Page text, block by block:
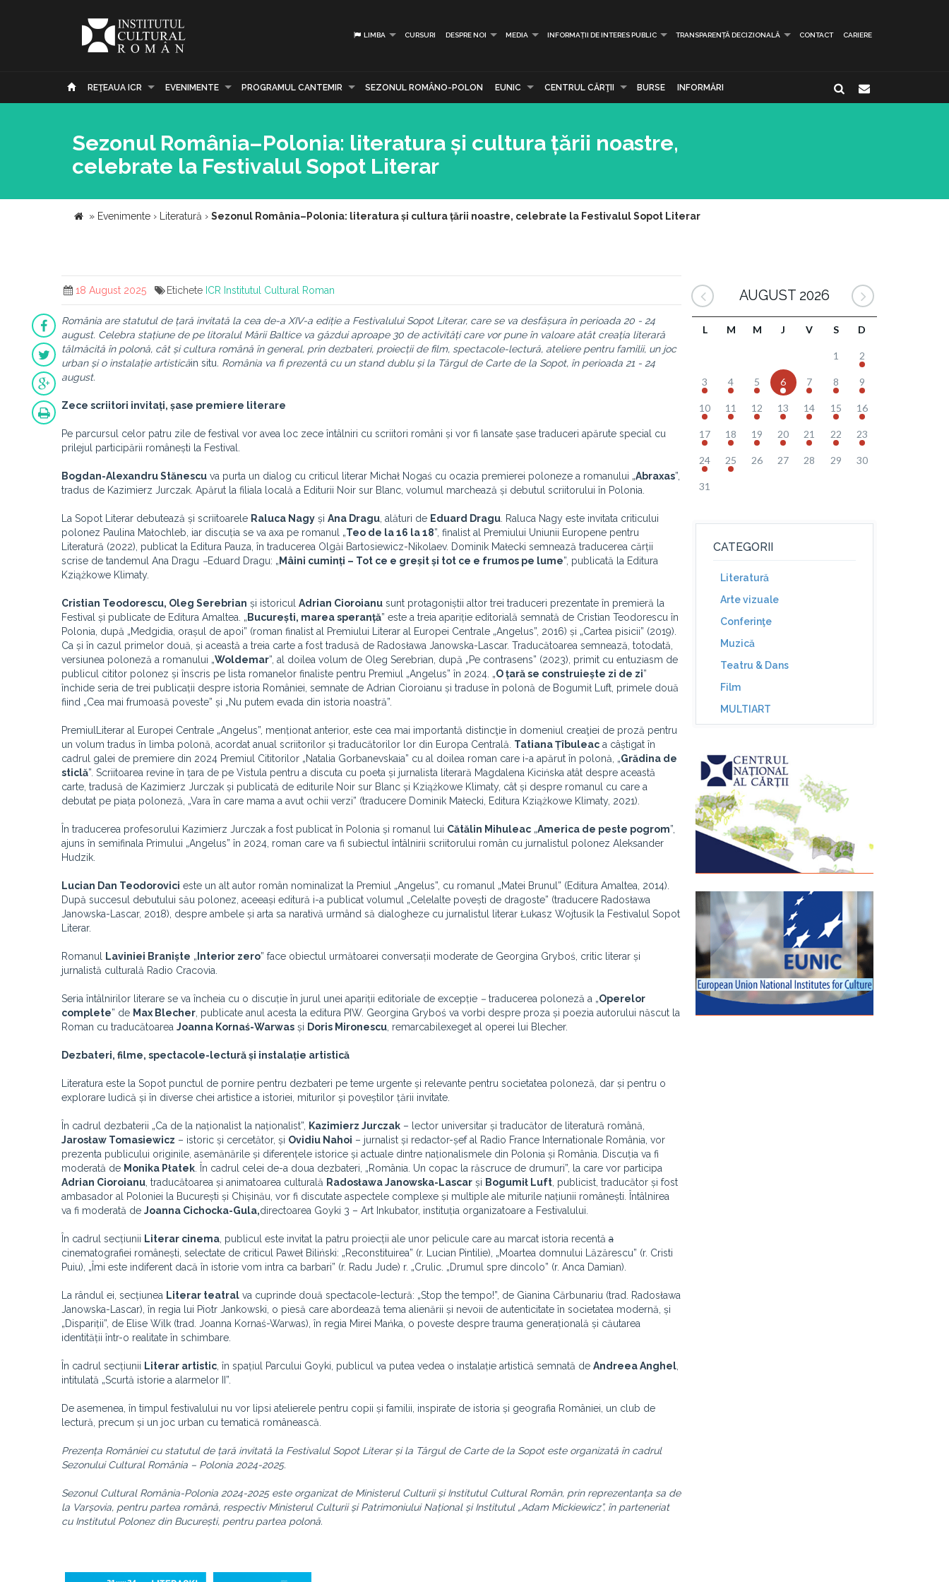
LIMBA CURSURI DESPRE NOI MEDIA INFORMAȚII DE INTERES PUBLIC TRANSPARENȚĂ DECIZIONALĂ CONTACT CARIERE
REŢEAUA ICR EVENIMENTE PROGRAMUL CANTEMIR SEZONUL ROMÂNO-POLON EUNIC CENTRUL CĂRŢII BURSE INFORMĂRI
Sezonul România–Polonia: literatura și cultura țării noastre,
celebrate la Festivalul Sopot Literar
» Evenimente › Literatură › Sezonul România–Polonia: literatura și cultura țării noastre, celebrate la Festivalul Sopot Literar
18 August 2025 Etichete ICR Institutul Cultural Roman
România are statutul de țară invitată la cea de-a XIV-a ediție a Festivalului Sopot Literar, care se va desfășura în perioada 20 - 24
august. Celebra stațiune de pe litoralul Mării Baltice va găzdui aproape 30 de activități care vor pune în valoare atât creația literară
tălmăcită în polonă, cât și cultura română în general, prin dezbateri, proiecții de film, spectacole-lectură, ateliere pentru familii, un joc
urban și o instalație artisticăin situ. România va fi prezentă cu un stand dublu și la Târgul de Carte de la Sopot, în perioada 21 - 24
august.
Zece scriitori invitați, șase premiere literare
Pe parcursul celor patru zile de festival vor avea loc zece întâlniri cu scriitori români și vor fi lansate șase traduceri apărute special cu
prilejul participării românești la Festival.
Bogdan-Alexandru Stănescu va purta un dialog cu criticul literar Michał Nogaś cu ocazia premierei poloneze a romanului „Abraxas”,
tradus de Kazimierz Jurczak. Apărut la filiala locală a Editurii Noir sur Blanc, volumul marchează și debutul scriitorului în Polonia.
La Sopot Literar debutează și scriitoarele Raluca Nagy și Ana Dragu , alături de Eduard Dragu . Raluca Nagy este invitata criticului
polonez Paulina Małochleb, iar discuția se va axa pe romanul „Teo de la 16 la 18”, finalist al Premiului Uniunii Europene pentru
Literatură (2022), publicat la Editura Pauza, în traducerea Olgăi Bartosiewicz-Nikolaev. Dominik Małecki semnează traducerea cărții
scrise de tandemul Ana Dragu –Eduard Dragu: „ Mâini cuminți – Tot ce e greșit și tot ce e frumos pe lume”, publicată la Editura
Kziążkowe Klimaty.
Cristian Teodorescu, Oleg Serebrian și istoricul Adrian Cioroianu sunt protagoniștii altor trei traduceri prezentate în premieră la
Festival și publicate de Editura Amaltea. „ București, marea speranță” este a treia apariție editorială semnată de Cristian Teodorescu în
Polonia, după „Medgidia, orașul de apoi” (roman finalist al Premiului Literar al Europei Centrale „Angelus”, 2016) și „Cartea pisicii” (2019).
Ca și în cazul primelor două, și această a treia carte a fost tradusă de Radosława Janowska-Lascar. Traducătoarea semnează, totodată,
versiunea poloneză a romanului „Woldemar”, al doilea volum de Oleg Serebrian, după „Pe contrasens” (2023), primit cu entuziasm de
publicul cititor polonez și înscris pe lista romanelor finaliste pentru Premiul „Angelus” în 2024. „O țară se construiește zi de zi”
închide seria de trei publicații despre istoria României, semnate de Adrian Cioroianu și traduse în polonă de Bogumił Luft, primele două
fiind „Cea mai frumoasă poveste” și „Nu putem evada din istoria noastră”.
Premiul
Literar al Europei Centrale „Angelus”, menționat anterior, este cea mai importantă distincţie în domeniul creaţiei de proză pentru
un volum tradus în limba polonă, acordat anual scriitorilor și traducătorilor lor din Europa Centrală. Tatiana Țîbuleac a câștigat în
cadrul galei de premiere din 2024 Premiul Cititorilor „Natalia Gorbanevskaia” cu al doilea roman care i-a apărut în polonă, „Grădina de
sticlă”. Scriitoarea revine în țara de pe Vistula pentru a discuta cu poeta și jurnalista literară Magdalena Kicińska atât despre această
carte, tradusă de Kazimierz Jurczak și publicată de editurile Noir sur Blanc și Kziążkowe Klimaty, cât și despre romanul cu care a
debutat pe piața poloneză, „Vara în care mama a avut ochii verzi” (traducere Dominik Małecki, Editura Kziążkowe Klimaty, 2021).
În traducerea profesorului Kazimierz Jurczak a fost publicat în Polonia și romanul lui Cătălin Mihuleac „America de peste pogrom”,
ajuns în semifinala Primului „Angelus” în 2024, roman care va fi subiectul întâlnirii scriitorului român cu jurnalistul polonez Aleksander
Hudzik.
Lucian Dan Teodorovici este un alt autor român nominalizat la Premiul „Angelus”, cu romanul „Matei Brunul” (Editura Amaltea, 2014).
După succesul debutului său polonez, aceeași editură i-a publicat volumul „Celelalte povești de dragoste” (traducere Radosława
Janowska-Lascar, 2018), despre ambele și arta sa narativă urmând să dialogheze cu jurnalistul literar Łukasz Wojtusik la Festivalul Sopot
Literar.
Romanul Laviniei Braniște „ Interior zero” face obiectul următoarei conversații moderate de Georgina Gryboś, critic literar și
jurnalistă culturală Radio Cracovia.
Seria întâlnirilor literare se va încheia cu o discuție în jurul unei apariții editoriale de excepție – traducerea poloneză a „Operelor
complete” de Max Blecher , publicate anul acesta la editura PIW. Georgina Gryboś va vorbi despre proza și poezia autorului născut la
Roman cu traducătoarea Joanna Kornaś-Warwas și Doris Mironescu , remarcabilexeget al operei lui Blecher.
Dezbateri, filme, spectacole-lectură și instalație artistică
Literatura este la Sopot punctul de pornire pentru dezbateri pe teme urgente și relevante pentru societatea poloneză, dar și pentru o
explorare ludică și în diverse chei artistice a istoriei, miturilor și poveștilor țării invitate.
În cadrul dezbaterii „Ca de la naționalist la naționalist”, Kazimierz Jurczak – lector universitar și traducător de literatură română,
Jarosław Tomasiewicz – istoric și cercetător, și Ovidiu Nahoi – jurnalist și redactor-șef al Radio France Internationale România, vor
prezenta publicului originile, asemănările și diferențele istorice și actuale dintre naționalismele din Polonia și România. Discuția va fi
moderată de Monika Płatek . În cadrul celei de-a doua dezbateri, „România. Un copac la răscruce de drumuri”, la care vor participa
Adrian Cioroianu , traducătoarea și animatoarea culturală Radosława Janowska-Lascar și Bogumił Luft , publicist, traducător și fost
ambasador al Poloniei la București și Chișinău, vor fi discutate aspectele complexe și multiple ale miturile națiunii românești. Întâlnirea
va fi moderată de Joanna Cichocka-Gula,directoarea Goyki 3 – Art Inkubator, instituția organizatoare a Festivalului.
În cadrul secțiunii Literar cinema , publicul este invitat la patru proiecții ale unor pelicule care au marcat istoria recentă a
cinematografiei românești, selectate de criticul Paweł Biliński: „Reconstituirea” (r. Lucian Pintilie), „Moartea domnului Lăzărescu” (r. Cristi
Puiu), „Îmi este indiferent dacă în istorie vom intra ca barbari” (r. Radu Jude) r. „Crulic. „Drumul spre dincolo” (r. Anca Damian).
La rândul ei, secțiunea Literar teatral va cuprinde două spectacole-lectură: „Stop the tempo!”, de Gianina Cărbunariu (trad. Radosława
Janowska-Lascar), în regia lui Piotr Jankowski, o piesă care abordează tema alienării și nevoii de autenticitate în societatea modernă, și
„Dispariții”, de Elise Wilk (trad. Joanna Kornaś-Warwas), în regia Mirei Mańka, o poveste despre trauma generațională și căutarea
identității într-o realitate în schimbare.
În cadrul secțiunii Literar artistic , în spațiul Parcului Goyki, publicul va putea vedea o instalație artistică semnată de Andreea Anghel
intitulată „Scurtă istorie a alarmelor II”.
De asemenea, în timpul festivalului nu vor lipsi atelierele pentru copii și familii, inspirate de istoria și geografia României, un club de
lectură, precum și un joc urban cu tematică românească.
Prezența României cu statutul de țară invitată la Festivalul Sopot Literar și la Târgul de Carte de la Sopot este organizată în cadrul
Sezonului Cultural România – Polonia 2024-2025.
Sezonul Cultural România-Polonia 2024-2025 este organizat de Ministerul Culturii și Institutul Cultural Român, prin reprezentanța sa de
la Varșovia, pentru partea română, respectiv Ministerul Culturii și Patrimoniului Național și Institutul „Adam Mickiewicz”, în parteneriat
cu Institutul Polonez din București, pentru partea polonă.
AUGUST 2026
L M M J V S D
1 2
3 4 5 6 7 8 9
10 11 12 13 14 15 16
17 18 19 20 21 22 23
24 25 26 27 28 29 30
31
CATEGORII
Literatură
Arte vizuale
Conferinţe
Muzică
Teatru & Dans
Film
MULTIART